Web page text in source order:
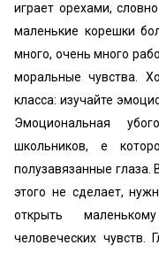
играет орехами,
маленькие корешки
много, очень много
моральные чувства.
класса: изучайте
Эмоциональная
школьников, е
полузавязанные глаза.
этого не сделает,
открыть
человеческих чувств.